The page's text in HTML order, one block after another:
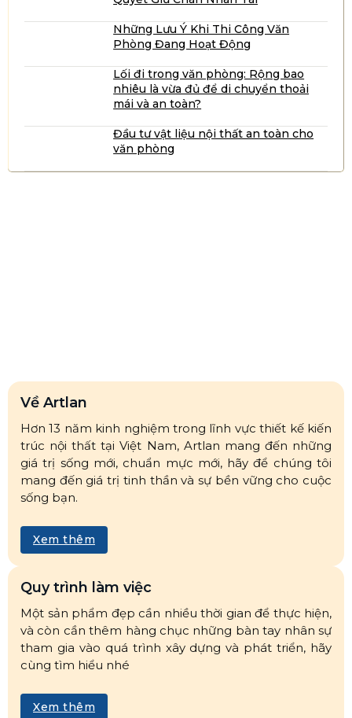
Những Lưu Ý Khi Thi Công Văn
Phòng Đang Hoạt Động
Lối đi trong văn phòng: Rộng bao
nhiêu là vừa đủ để di chuyển thoải
mái và an toàn?
Đầu tư vật liệu nội thất an toàn cho
văn phòng
Về Artlan
Hơn 13 năm kinh nghiệm trong lĩnh vực thiết kế kiến
trúc nội thất tại Việt Nam, Artlan mang đến những
giá trị sống mới, chuẩn mực mới, hãy để chúng tôi
mang đến giá trị tinh thần và sự bền vững cho cuộc
sống bạn.
Xem thêm
Quy trình làm việc
Một sản phẩm đẹp cần nhiều thời gian để thực hiện,
và còn cần thêm hàng chục những bàn tay nhân sự
tham gia vào quá trình xây dựng và phát triển, hãy
cùng tìm hiểu nhé
Xem thêm